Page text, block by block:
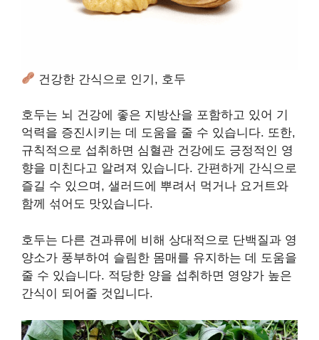
건강한 간식으로 인기, 호두
호두는 뇌 건강에 좋은 지방산을 포함하고 있어 기
억력을 증진시키는 데 도움을 줄 수 있습니다. 또한,
규칙적으로 섭취하면 심혈관 건강에도 긍정적인 영
향을 미친다고 알려져 있습니다. 간편하게 간식으로
즐길 수 있으며, 샐러드에 뿌려서 먹거나 요거트와
함께 섞어도 맛있습니다.
호두는 다른 견과류에 비해 상대적으로 단백질과 영
양소가 풍부하여 슬림한 몸매를 유지하는 데 도움을
줄 수 있습니다. 적당한 양을 섭취하면 영양가 높은
간식이 되어줄 것입니다.